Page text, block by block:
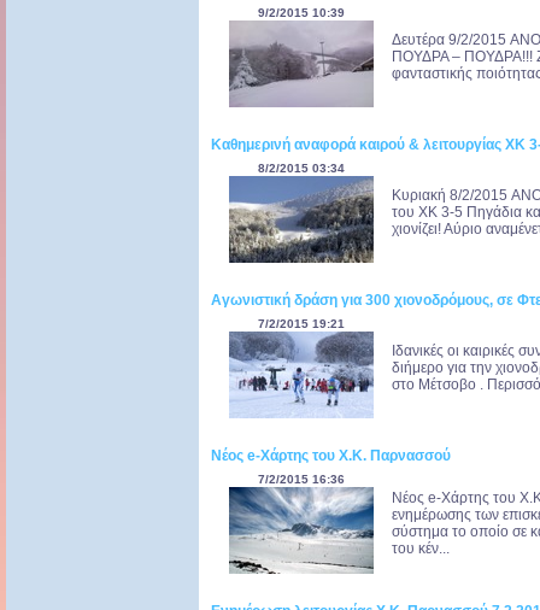
9/2/2015 10:39
Δευτέρα 9/2/2015
ΠΟΥΔΡΑ – ΠΟΥΔΡΑ!!!
φανταστικής
Καθημερινή αναφορά καιρού & λειτουργίας
8/2/2015 03:34
Κυριακή 8/2/2015
του ΧΚ 3-5 Πηγάδια
χιονίζει! Αύριο
Αγωνιστική δράση για 300 χιονοδρόμους, σε
7/2/2015 19:21
Ιδανικές οι
διήμερο για την
στο Μέτσοβο .
Νέος e-Χάρτης του Χ.Κ. Παρνασσού
7/2/2015 16:36
Νέος e-Χάρτης του
ενημέρωσης των
σύστημα το οποίο σε
του κέν...